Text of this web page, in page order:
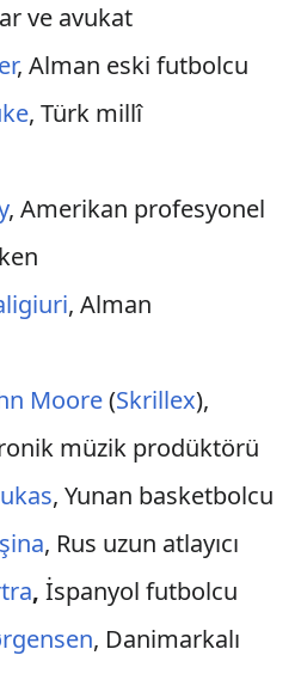
ve avukat
, Alman eski futbolcu
, Türk millî
, Amerikan profesyonel
, Alman
Moore(Skrillex),
müzik prodüktörü
, Yunan basketbolcu
, Rus uzun atlayıcı
, İspanyol futbolcu
, Danimarkalı